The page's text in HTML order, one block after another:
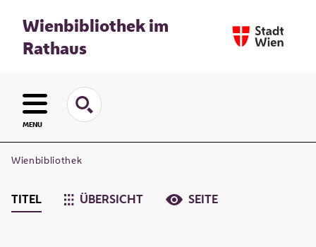
Wienbibliothek im
Rathaus
MENU
Wienbibliothek
TITEL ÜBERSICHT SEITE